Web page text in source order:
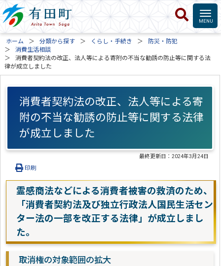
ホーム 分類から探す くらし・手続き
防災・防犯
消費生活相談
消費者契約法の改正、法人等による寄附の不当な勧誘の防止等に関する法
律が成立しました
消費者契約法の改正、法人等による寄
附の不当な勧誘の防止等に関する法律
が成立しました
最終更新日：2024年3月24日
印刷
霊感商法などによる消費者被害の救済のため、
「消費者契約法及び独立行政法人国民生活セン
ター法の一部を改正する法律」が成立しまし
た。
取消権の対象範囲の拡大